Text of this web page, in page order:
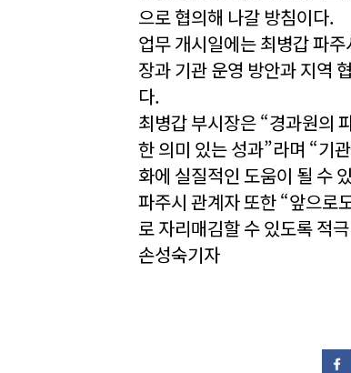
으로 협의해 나갈 방침이다.
업무 개시일에는 최병갑 파
장과 기관 운영 방안과 지역
다.
최병갑 부시장은 “경과원의
한 의미 있는 성과”라며 “기
화에 실질적인 도움이 될 수
파주시 관계자 또한 “앞으로
로 자리매김할 수 있도록 적
손성숙기자